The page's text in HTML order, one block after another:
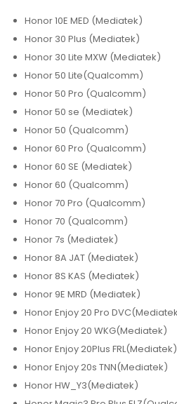
Honor 10E MED (Mediatek)
Honor 30 Plus (Mediatek)
Honor 30 Lite MXW (Mediatek)
Honor 50 Lite(Qualcomm)
Honor 50 Pro (Qualcomm)
Honor 50 se (Mediatek)
Honor 50 (Qualcomm)
Honor 60 Pro (Qualcomm)
Honor 60 SE (Mediatek)
Honor 60 (Qualcomm)
Honor 70 Pro (Qualcomm)
Honor 70 (Qualcomm)
Honor 7s (Mediatek)
Honor 8A JAT (Mediatek)
Honor 8S KAS (Mediatek)
Honor 9E MRD (Mediatek)
Honor Enjoy 20 Pro
Honor Enjoy 20 WKG(Mediatek)
Honor Enjoy 20Plus FRL(Mediatek)
Honor Enjoy 20s TNN(Mediatek)
Honor HW_Y3(Mediatek)